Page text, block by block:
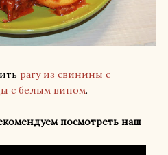
рагу из свинины с
с белым вином.
посмотреть наш